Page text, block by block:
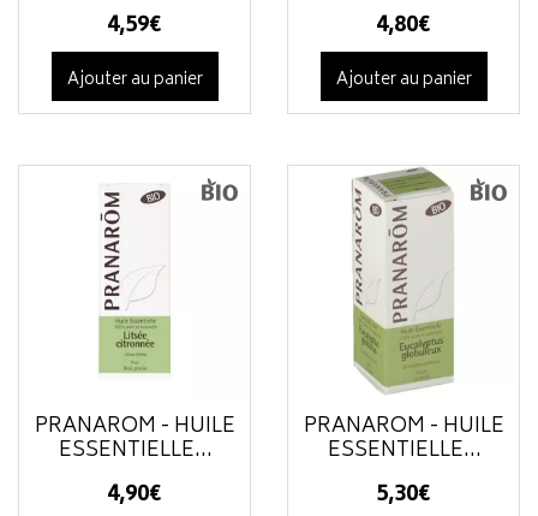
4,59€
Ajouter au panier
4,80€
Ajouter au panier
PRANAROM - HUILE
ESSENTIELLE...
4,90€
PRANAROM - HUILE
ESSENTIELLE...
5,30€